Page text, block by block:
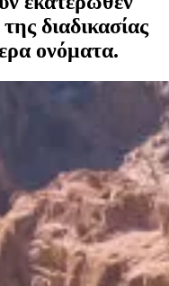
διαδικασίας
ονόματα.